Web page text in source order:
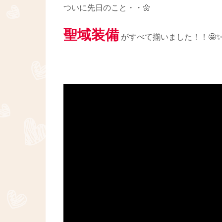
ついに先日のこと・・🌼
聖域装備 がすべて揃いました！！🤩✨